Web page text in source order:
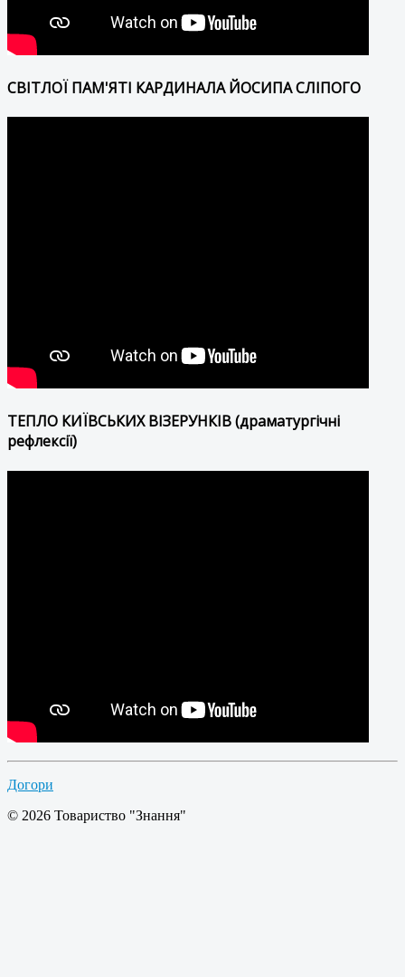
СВІТЛОЇ ПАМ'ЯТІ КАРДИНАЛА ЙОСИПА СЛІПОГО
ТЕПЛО КИЇВСЬКИХ ВІЗЕРУНКІВ (драматургічні
рефлексії)
Догори
© 2026 Товариство "Знання"